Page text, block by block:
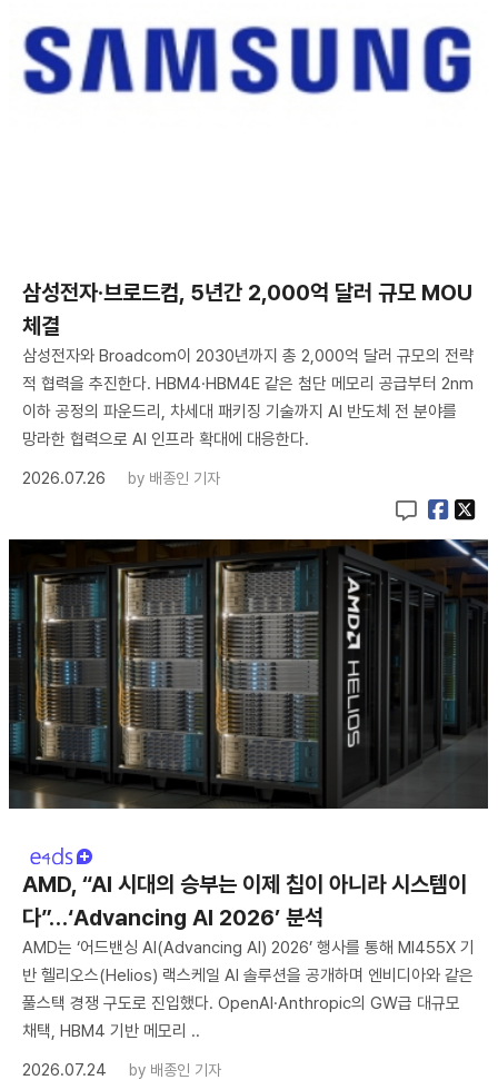
삼성전자·브로드컴, 5년간 2,000억 달러 규모 MOU
체결
삼성전자와 Broadcom이 2030년까지 총 2,000억 달러 규모의 전략
적 협력을 추진한다. HBM4·HBM4E 같은 첨단 메모리 공급부터 2nm
이하 공정의 파운드리, 차세대 패키징 기술까지 AI 반도체 전 분야를
망라한 협력으로 AI 인프라 확대에 대응한다.
2026.07.26
by 배종인 기자
AMD, “AI 시대의 승부는 이제 칩이 아니라 시스템이
다”…‘Advancing AI 2026’ 분석
AMD는 ‘어드밴싱 AI(Advancing AI) 2026’ 행사를 통해 MI455X 기
반 헬리오스(Helios) 랙스케일 AI 솔루션을 공개하며 엔비디아와 같은
풀스택 경쟁 구도로 진입했다. OpenAI·Anthropic의 GW급 대규모
채택, HBM4 기반 메모리 ..
2026.07.24
by 배종인 기자